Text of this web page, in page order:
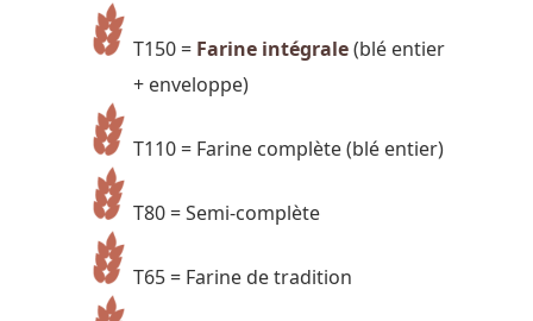
T150 = Farine intégrale(blé entier
+ enveloppe)
T110 = Farine complète (blé entier)
T80 = Semi-complète
T65 = Farine de tradition